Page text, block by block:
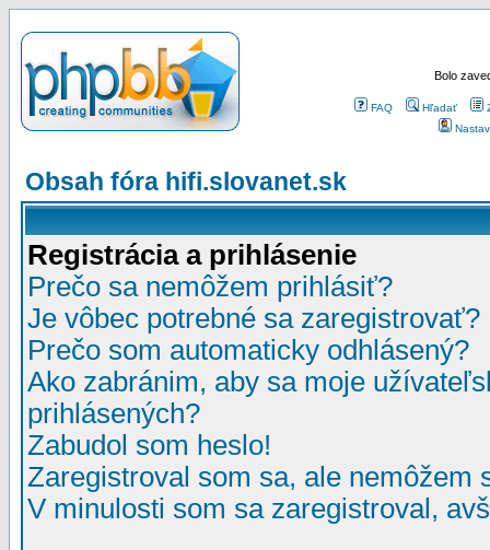
Bolo
FAQ Hľadať
Obsah fóra hifi.slovanet.sk
Registrácia a prihlásenie
Prečo sa nemôžem prihlásiť?
Je vôbec potrebné sa zaregistrovať?
Prečo som automaticky odhlásený?
Ako zabránim, aby sa moje
prihlásených?
Zabudol som heslo!
Zaregistroval som sa, ale nemôžem
V minulosti som sa zaregistroval,